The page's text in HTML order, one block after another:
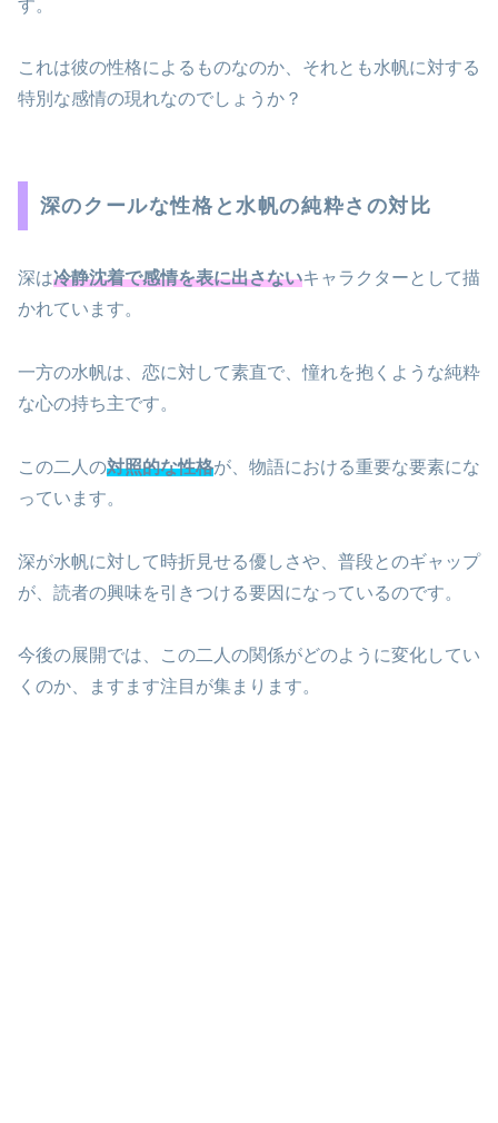
す。
これは彼の性格によるものなのか、それとも水帆に対する
特別な感情の現れなのでしょうか？
深のクールな性格と水帆の純粋さの対比
深は冷静沈着で感情を表に出さないキャラクターとして描
かれています。
一方の水帆は、恋に対して素直で、憧れを抱くような純粋
な心の持ち主です。
この二人の対照的な性格が、物語における重要な要素にな
っています。
深が水帆に対して時折見せる優しさや、普段とのギャップ
が、読者の興味を引きつける要因になっているのです。
今後の展開では、この二人の関係がどのように変化してい
くのか、ますます注目が集まります。